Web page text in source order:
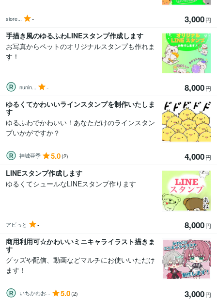
siore... - 3,000円
手描き風のゆるふわLINEスタンプ作成します
お写真からペットのオリジナルスタンプも作れま
す！
nunin... - 8,000円
ゆるくてかわいいラインスタンプを制作いたしま
す
ゆるふわでかわいい！あなただけのラインスタン
プいかがですか？
神城亜季 5.0(2) 4,000円
LINEスタンプ作成します
ゆるくてシュールなLINEスタンプ作ります
アビっと - 8,000円
商用利用可☆かわいいミニキャライラスト描きま
す
グッズや配信、動画などマルチにお使いいただけ
ます！
いちかわお... 5.0(2) 3,000円